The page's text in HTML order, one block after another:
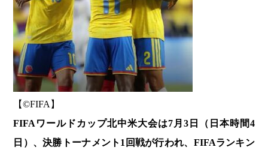
【©️FIFA】
FIFAワールドカップ北中米大会は7月3日（日本時間4
日）、決勝トーナメント1回戦が行われ、FIFAランキン